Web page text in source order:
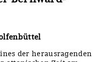
der herausragenden